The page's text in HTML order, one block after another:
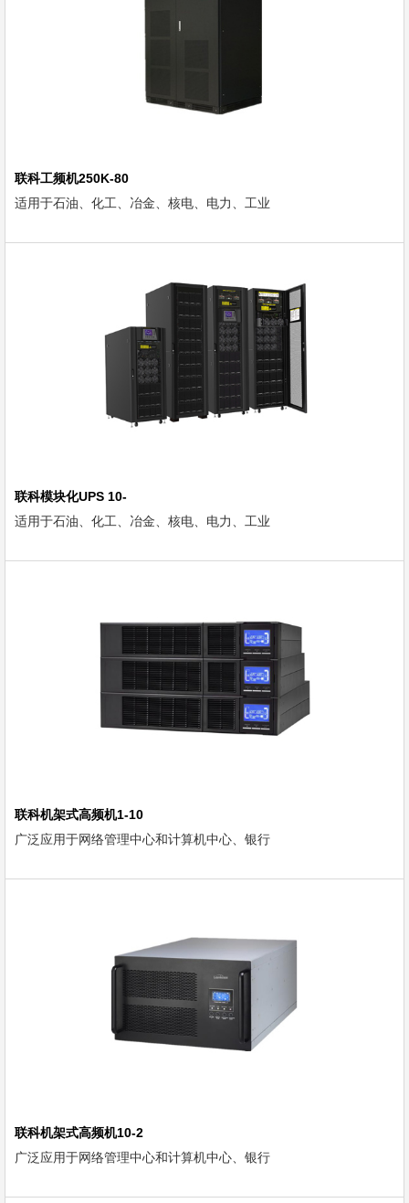
联科工频机250K-80
适用于石油、化工、冶金、核电、电力、工业
联科模块化UPS 10-
适用于石油、化工、冶金、核电、电力、工业
联科机架式高频机1-10
广泛应用于网络管理中心和计算机中心、银行
联科机架式高频机10-2
广泛应用于网络管理中心和计算机中心、银行